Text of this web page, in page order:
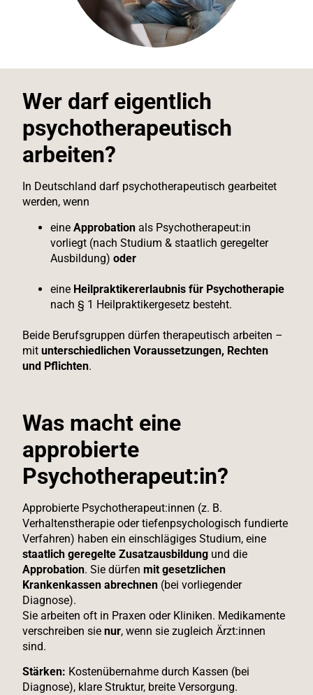
Wer darf eigentlich
psychotherapeutisch
arbeiten?
In Deutschland darf psychotherapeutisch gearbeitet
werden, wenn
eine Approbation als Psychotherapeut:in
vorliegt (nach Studium & staatlich geregelter
Ausbildung) oder
eine Heilpraktikererlaubnis für Psychotherapie
nach § 1 Heilpraktikergesetz besteht.
Beide Berufsgruppen dürfen therapeutisch arbeiten –
mit unterschiedlichen Voraussetzungen, Rechten
und Pflichten.
Was macht eine
approbierte
Psychotherapeut:in?
Approbierte Psychotherapeut:innen (z. B.
Verhaltenstherapie oder tiefenpsychologisch fundierte
Verfahren) haben ein einschlägiges Studium, eine
staatlich geregelte Zusatzausbildung und die
Approbation. Sie dürfen mit gesetzlichen
Krankenkassen abrechnen (bei vorliegender
Diagnose).
Sie arbeiten oft in Praxen oder Kliniken. Medikamente
verschreiben sie nur, wenn sie zugleich Ärzt:innen
sind.
Stärken: Kostenübernahme durch Kassen (bei
Diagnose), klare Struktur, breite Versorgung.